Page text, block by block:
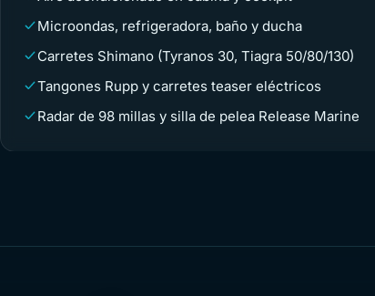
Microondas, refrigeradora, baño y ducha
Carretes Shimano (Tyranos 30, Tiagra 50/80/130)
Tangones Rupp y carretes teaser eléctricos
Radar de 98 millas y silla de pelea Release Marine